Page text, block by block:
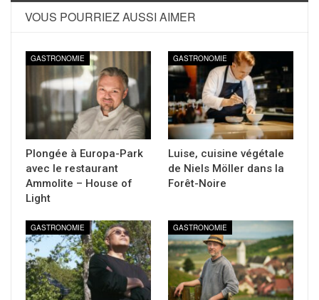
VOUS POURRIEZ AUSSI AIMER
GASTRONOMIE
Plongée à Europa-Park
avec le restaurant
Ammolite – House of
Light
GASTRONOMIE
Luise, cuisine végétale
de Niels Möller dans la
Forêt-Noire
GASTRONOMIE GASTRONOMIE